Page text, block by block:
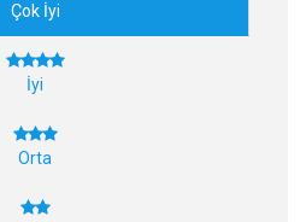
Çok İyi
İyi
Orta